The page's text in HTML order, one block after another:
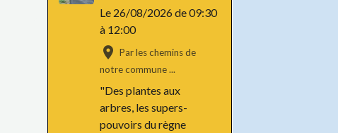
Le 26/08/2026de 09:30
à 12:00
Par les chemins de
notre commune ...
"Des plantes aux
arbres, les supers-
pouvoirs du règne